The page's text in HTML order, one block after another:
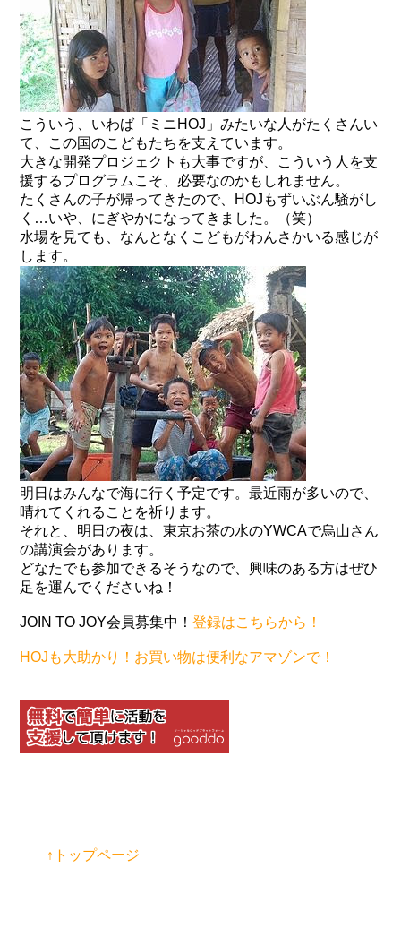
こういう、いわば「ミニHOJ」みたいな人がたくさんい
て、この国のこどもたちを支えています。
大きな開発プロジェクトも大事ですが、こういう人を支
援するプログラムこそ、必要なのかもしれません。
たくさんの子が帰ってきたので、HOJもずいぶん騒がし
く…いや、にぎやかになってきました。（笑）
水場を見ても、なんとなくこどもがわんさかいる感じが
します。
明日はみんなで海に行く予定です。最近雨が多いので、
晴れてくれることを祈ります。
それと、明日の夜は、東京お茶の水のYWCAで烏山さん
の講演会があります。
どなたでも参加できるそうなので、興味のある方はぜひ
足を運んでくださいね！
JOIN TO JOY会員募集中！登録はこちらから！
HOJも大助かり！お買い物は便利なアマゾンで！
↑トップページ